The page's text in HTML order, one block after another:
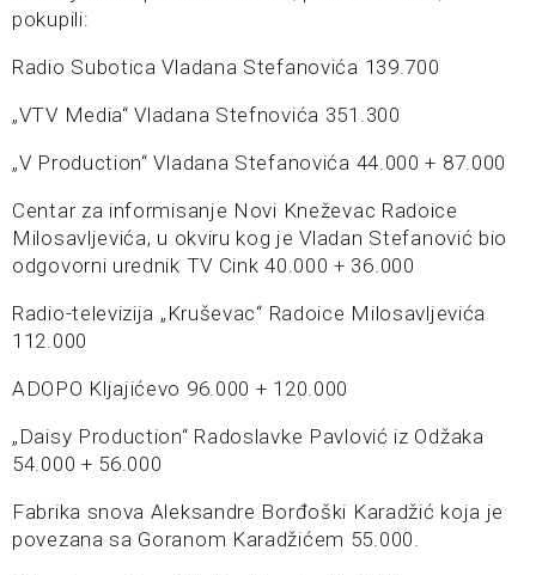
pokupili:
Radio Subotica Vladana Stefanovića 139.700
„VTV Media“ Vladana Stefnovića 351.300
„V Production“ Vladana Stefanovića 44.000 + 87.000
Centar za informisanje Novi Kneževac Radoice
Milosavljevića, u okviru kog je Vladan Stefanović bio
odgovorni urednik TV Cink 40.000 + 36.000
Radio-televizija „Kruševac“ Radoice Milosavljevića
112.000
ADOPO Kljajićevo 96.000 + 120.000
„Daisy Production“ Radoslavke Pavlović iz Odžaka
54.000 + 56.000
Fabrika snova Aleksandre Borđoški Karadžić koja je
povezana sa Goranom Karadžićem 55.000.